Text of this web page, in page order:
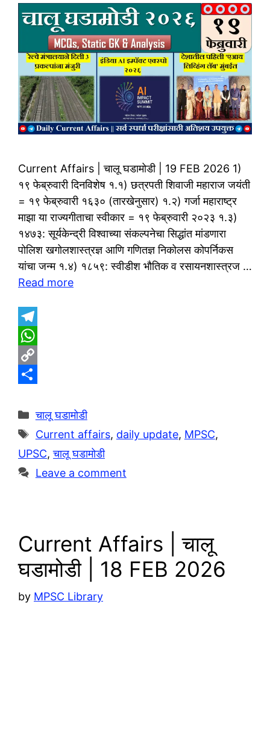
Current Affairs | चालू घडामोडी | 19 FEB 2026 1)
१९ फेब्रुवारी दिनविशेष १.१) छत्रपती शिवाजी महाराज जयंती
= १९ फेब्रुवारी १६३० (तारखेनुसार) १.२) गर्जा महाराष्ट्र
माझा या राज्यगीताचा स्वीकार = १९ फेब्रुवारी २०२३ १.३)
१४७३: सूर्यकेन्द्री विश्वाच्या संकल्पनेचा सिद्धांत मांडणारा
पोलिश खगोलशास्त्रज्ञ आणि गणितज्ञ निकोलस कोपर्निकस
यांचा जन्म १.४) १८५९: स्वीडीश भौतिक व रसायनशास्त्रज …
Read more
T
e
g
r
a
m
W
h
t
s
A
p
C
p
y
L
i
h
a
r
e
Categories
चालू घडामोडी
Tags
Current affairs, daily update, MPSC,
UPSC,चालू घडामोडी
Leave a comment
Current Affairs | चालू
घडामोडी | 18 FEB 2026
by MPSC Library